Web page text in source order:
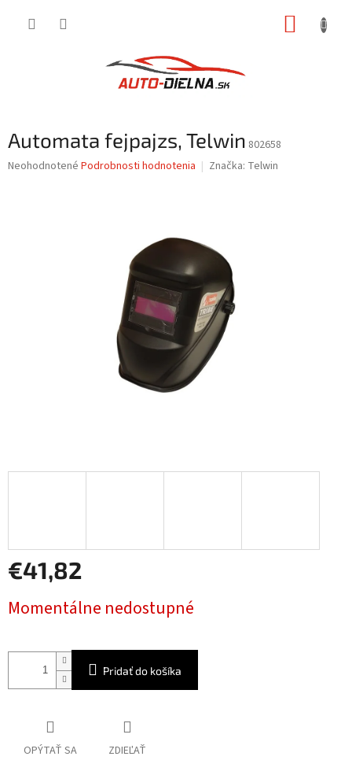
Automata fejpajzs, Telwin 802658
Priemerné
Neohodnotené Podrobnosti hodnotenia Značka: Telwin
€41,82
cena:
Momentálne nedostupné
Pridať do košíka
OPÝTAŤ SA ZDIEĽAŤ